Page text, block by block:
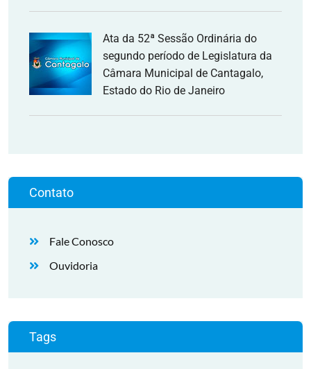
Ata da 52ª Sessão Ordinária do
segundo período de Legislatura da
Câmara Municipal de Cantagalo,
Estado do Rio de Janeiro
Contato
Fale Conosco
Ouvidoria
Tags